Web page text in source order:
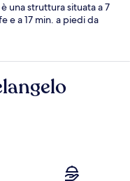
una struttura situata a 7
e a 17 min. a piedi da